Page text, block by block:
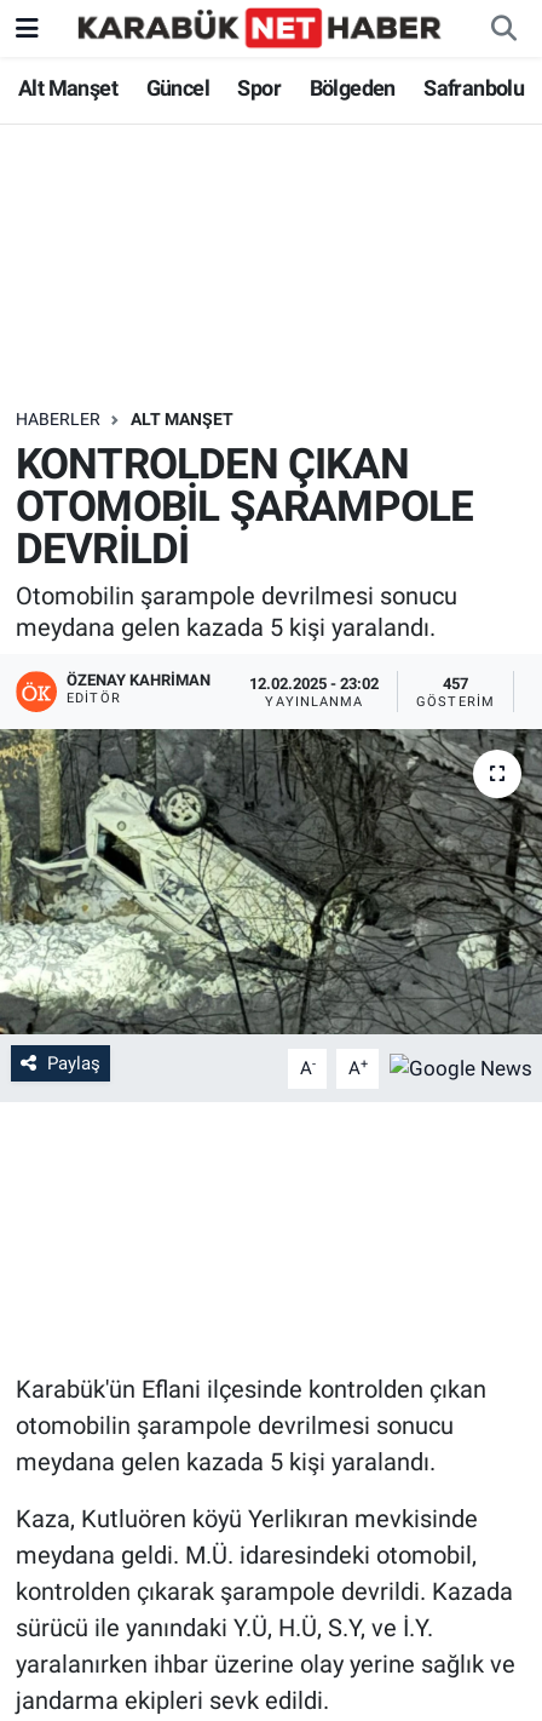
Alt Manşet Güncel Spor Bölgeden Safranbolu
HABERLER ALT MANŞET
KONTROLDEN ÇIKAN
OTOMOBİL ŞARAMPOLE
DEVRİLDİ
Otomobilin şarampole devrilmesi sonucu
meydana gelen kazada 5 kişi yaralandı.
ÖZENAY KAHRIMAN
EDITÖR
12.02.2025 - 23:02
YAYINLANMA
457
GÖSTERIM
Paylaş A- A+
Karabük'ün Eflani ilçesinde kontrolden çıkan
otomobilin şarampole devrilmesi sonucu
meydana gelen kazada 5 kişi yaralandı.
Kaza, Kutluören köyü Yerlikıran mevkisinde
meydana geldi. M.Ü. idaresindeki otomobil,
kontrolden çıkarak şarampole devrildi. Kazada
sürücü ile yanındaki Y.Ü, H.Ü, S.Y, ve İ.Y.
yaralanırken ihbar üzerine olay yerine sağlık ve
jandarma ekipleri sevk edildi.